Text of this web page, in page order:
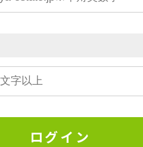
ログイン